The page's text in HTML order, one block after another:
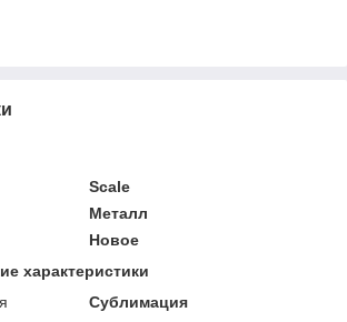
Scale
Металл
Новое
характеристики
Сублимация